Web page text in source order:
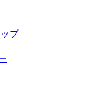
プ